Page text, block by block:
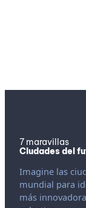
7 maravillas
Ciudades del
Imagine las
mundial para
más